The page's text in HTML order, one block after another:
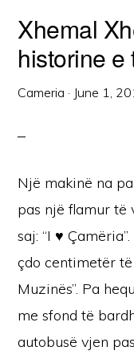
Xhemal
historine e
Cameria · June 1,
Një makinë na
pas një flamur të
saj: “I ♥
çdo centimetër
Muzinës”. Pa
me sfond të
autobusë vjen